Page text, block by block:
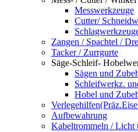
Messwerkzeuge
Cutter/
Zangen / Spachtel /
Tacker / Zurrgurte
Säge-Schleif-
Sägen und
Schleifwerkz.
Hobel und
Aufbewahrung
Kabeltrommeln / Licht